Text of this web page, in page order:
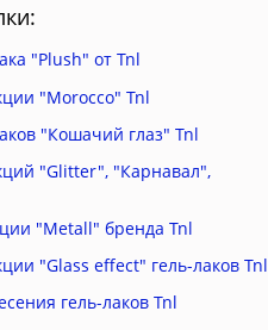
"Plush" от Tnl
"Morocco" Tnl
"Кошачий глаз" Tnl
"Glitter", "Карнавал",
"Metall" бренда Tnl
"Glass effect" гель-лаков Tnl
гель-лаков Tnl